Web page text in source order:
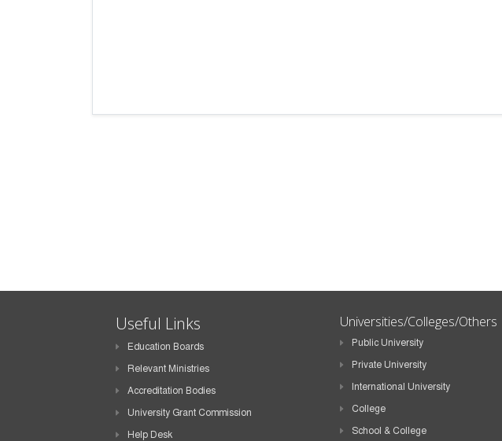
Useful Links
Education Boards
Relevant Ministries
Accreditation Bodies
University Grant Commission
Help Desk
Universities/Colleges/Others
Public University
Private University
International University
College
School & College